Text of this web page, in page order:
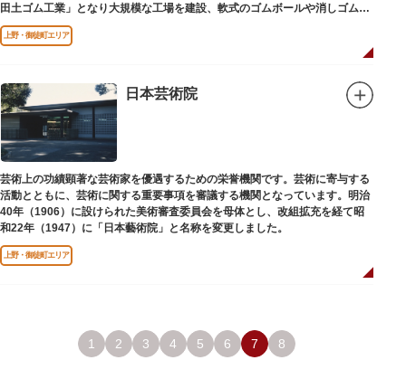
田土ゴム工業」となり大規模な工場を建設、軟式のゴムボールや消しゴムな
ど新しいゴム製品を次々に開発しました。
上野・御徒町エリア
日本芸術院
芸術上の功績顕著な芸術家を優遇するための栄誉機関です。芸術に寄与する
活動とともに、芸術に関する重要事項を審議する機関となっています。明治
40年（1906）に設けられた美術審査委員会を母体とし、改組拡充を経て昭
和22年（1947）に「日本藝術院」と名称を変更しました。
上野・御徒町エリア
1 2 3 4 5 6 7 8